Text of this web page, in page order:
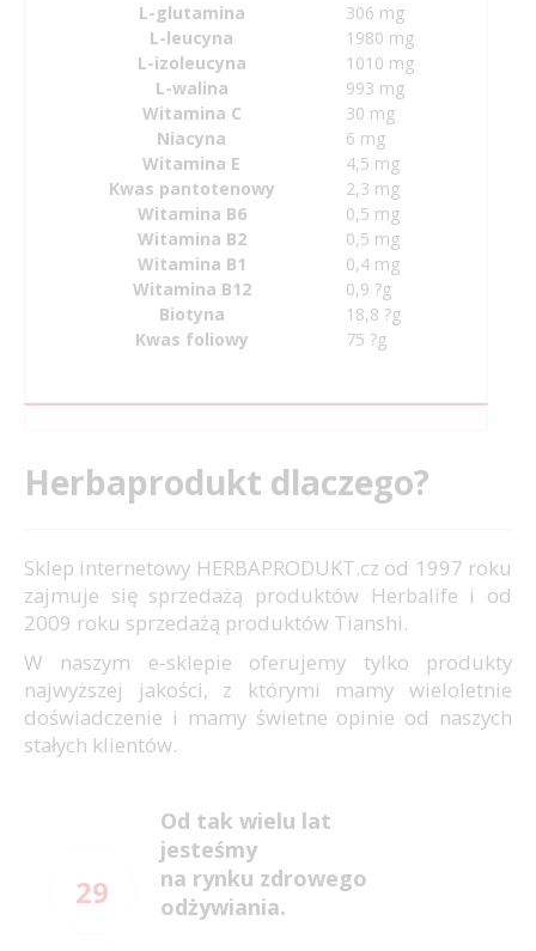
L-glutamina
306 mg
L-leucyna
1980 mg
L-izoleucyna
1010 mg
L-walina
993 mg
Witamina C
30 mg
Niacyna
6 mg
Witamina E
4,5 mg
Kwas pantotenowy
2,3 mg
Witamina B6
0,5 mg
Witamina B2
0,5 mg
Witamina B1
0,4 mg
Witamina B12
0,9 ?g
Biotyna
18,8 ?g
Kwas foliowy
75 ?g
Herbaprodukt dlaczego?
Sklep internetowy HERBAPRODUKT.cz od 1997 roku
zajmuje się sprzedażą produktów Herbalife i od
2009 roku sprzedażą produktów Tianshi.
W naszym e-sklepie oferujemy tylko produkty
najwyższej jakości, z którymi mamy wieloletnie
doświadczenie i mamy świetne opinie od naszych
stałych klientów.
29
Od tak wielu lat
jesteśmy
na rynku zdrowego
odżywiania.